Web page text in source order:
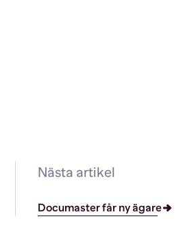
Nästa artikel
Documaster får ny ägare